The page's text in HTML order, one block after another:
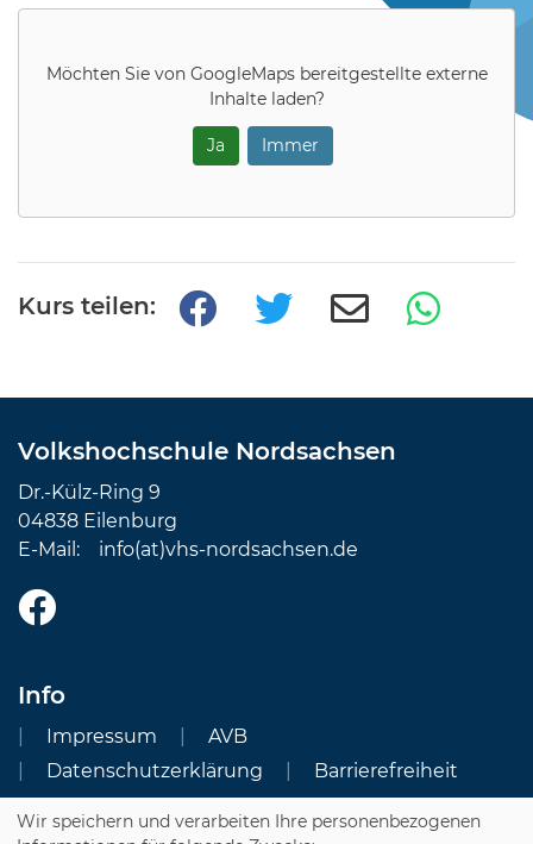
Möchten Sie von GoogleMapsbereitgestellte externe
Inhalte laden?
Ja Immer
Kurs teilen:
Volkshochschule Nordsachsen
Dr.-Külz-Ring 9
04838 Eilenburg
E-Mail: info(at)vhs-nordsachsen.de
Info
Impressum
AVB
Datenschutzerklärung
Barrierefreiheit
Cookie Einstellungen
Wir speichern und verarbeiten Ihre personenbezogenen